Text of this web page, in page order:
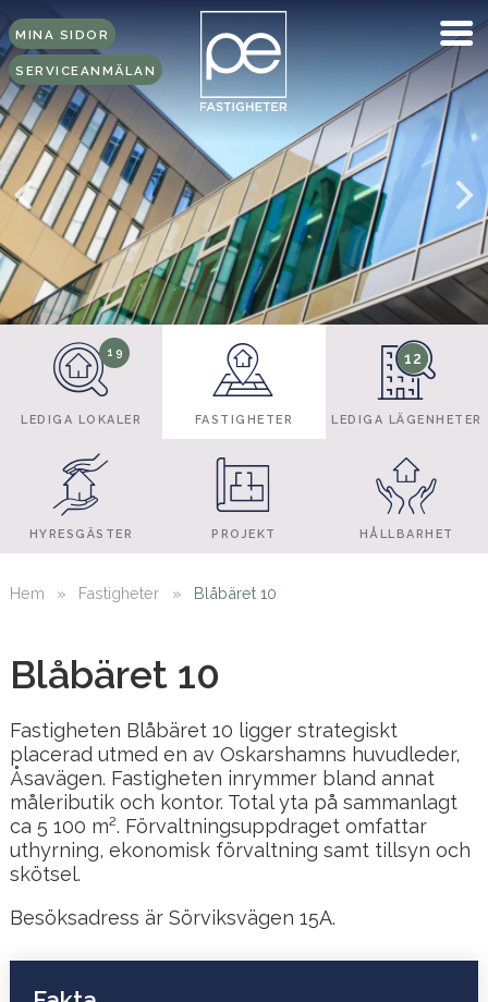
SERVICEANMÄLAN
MINA SIDOR
LEDIGA LOKALER
19
FASTIGHETER LEDIGA LÄGENHETER
12
HYRESGÄSTER PROJEKT HÅLLBARHET
Hem » Fastigheter » Blåbäret 10
Blåbäret 10
Fastigheten Blåbäret 10 ligger strategiskt
placerad utmed en av Oskarshamns huvudleder,
Åsavägen. Fastigheten inrymmer bland annat
måleributik och kontor. Total yta på sammanlagt
ca 5 100 m². Förvaltningsuppdraget omfattar
uthyrning, ekonomisk förvaltning samt tillsyn och
skötsel.
Besöksadress är Sörviksvägen 15A.